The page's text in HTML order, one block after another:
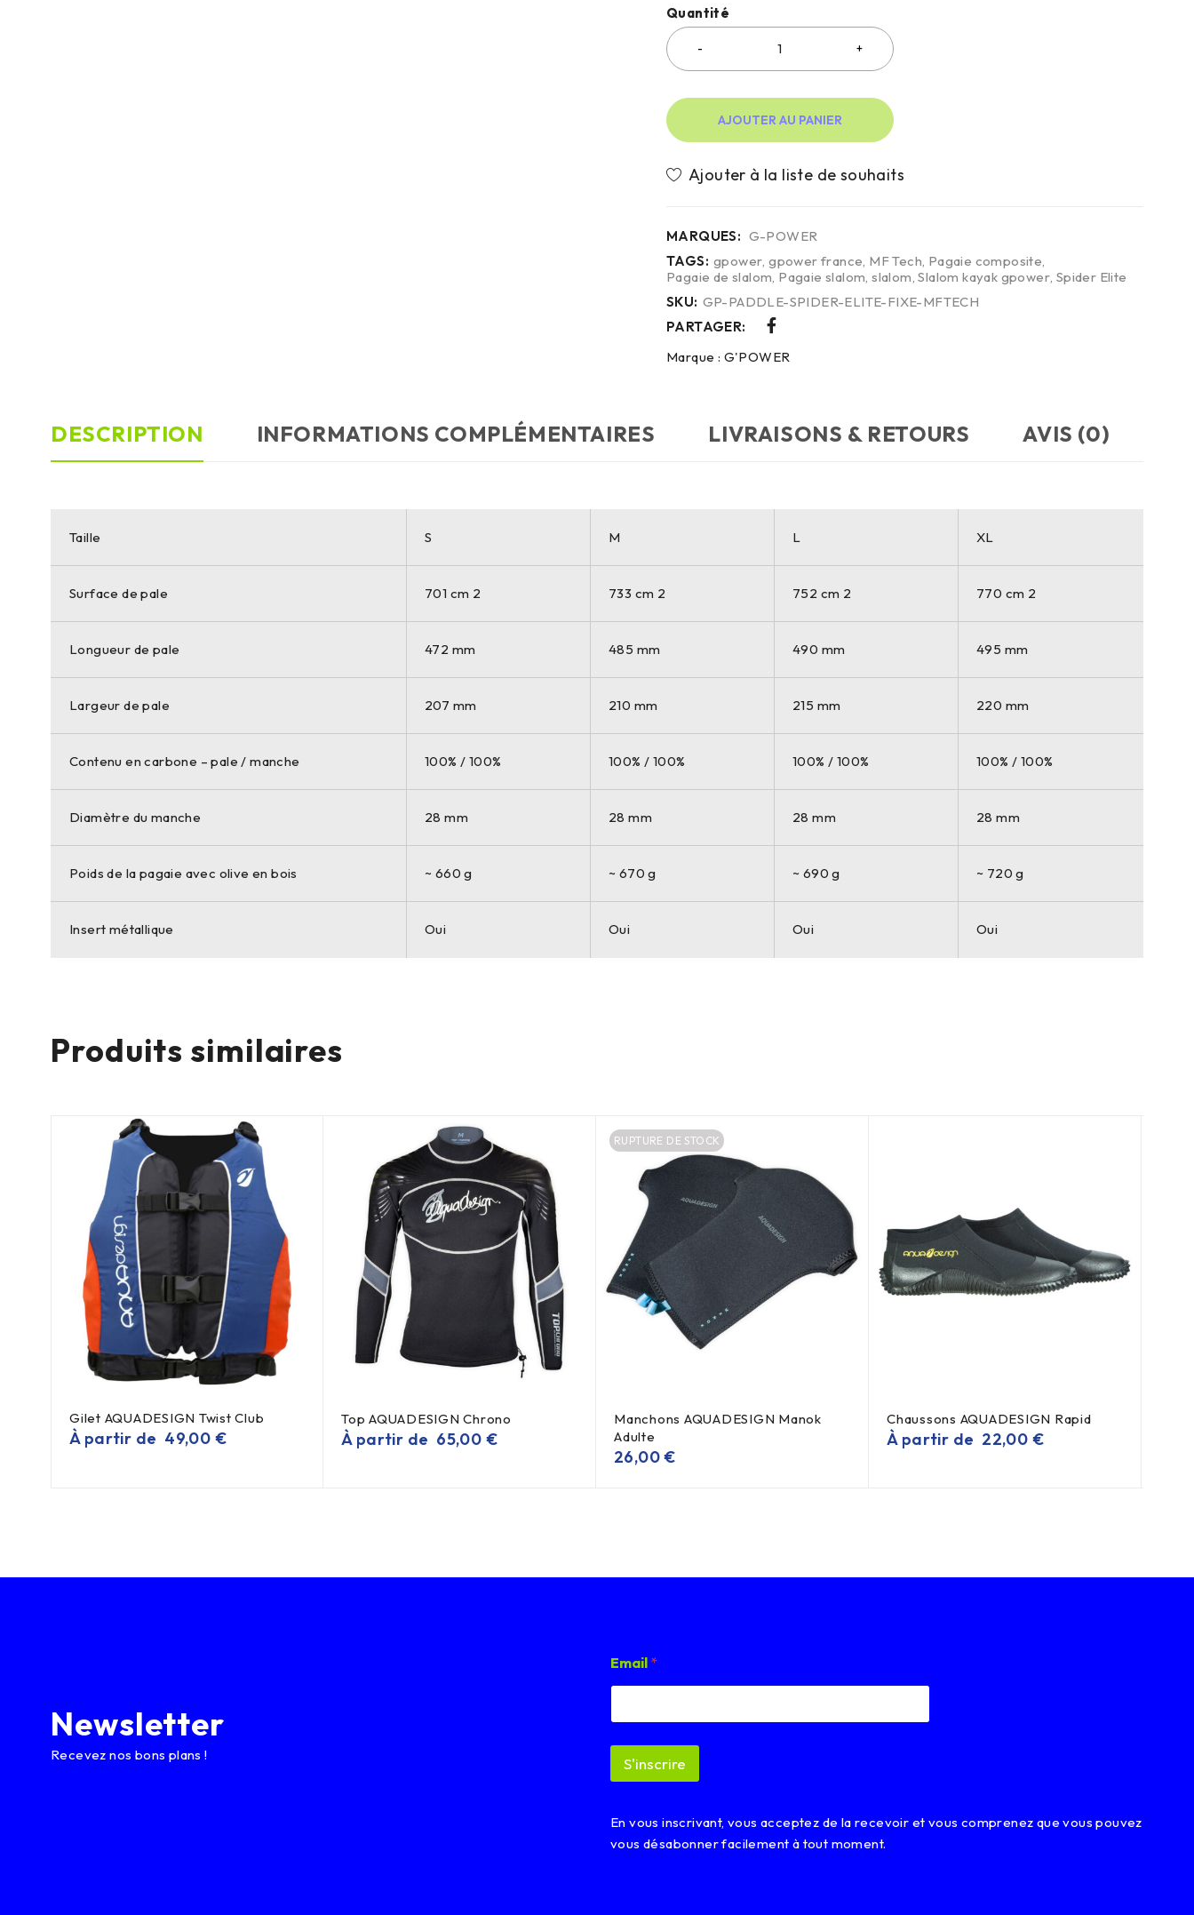
Quantité
AJOUTER AU PANIER
MARQUES: G-POWER
TAGS: gpower ,gpower france MF Tech Pagaie composite
Pagaie de slalom Pagaie slalom ,slalom ,Slalom kayak gpower Spider Elite
SKU: GP-PADDLE-SPIDER-ELITE-FIXE-MFTECH
PARTAGER:
Marque : G'POWER
DESCRIPTION INFORMATIONS COMPLÉMENTAIRES LIVRAISONS & RETOURS AVIS (0)
Taille S M L XL
Surface de pale 701 cm 2 733 cm 2 752 cm 2 770 cm 2
Longueur de pale 472 mm 485 mm 490 mm 495 mm
Largeur de pale 207 mm 210 mm 215 mm 220 mm
Contenu en carbone – pale / manche 100% / 100% 100% / 100% 100% / 100% 100% / 100%
Diamètre du manche 28 mm 28 mm 28 mm 28 mm
Poids de la pagaie avec olive en bois ~ 660 g ~ 670 g ~ 690 g ~ 720 g
Insert métallique Oui Oui Oui Oui
Produits similaires
Gilet AQUADESIGN Twist Club
À partir de 49,00 €
Top AQUADESIGN Chrono
À partir de 65,00 €
RUPTURE DE STOCK
Manchons AQUADESIGN Manok
Adulte
26,00€
Chaussons AQUADESIGN Rapid
À partir de 22,00 €
Newsletter
Recevez nos bons plans !
m
a
l
m
i
*
Email *
S'inscrire
En vous inscrivant, vous acceptez de la recevoir et vous comprenez que vous pouvez
vous désabonner facilement à tout moment.